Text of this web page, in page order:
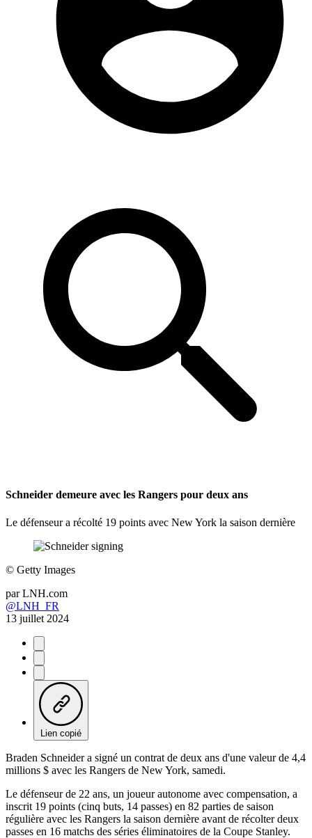
Schneider demeure avec les Rangers pour deux ans
Le défenseur a récolté 19 points avec New York la saison dernière
© Getty Images
par LNH.com
@LNH_FR
13 juillet 2024
Lien copié
Braden Schneider a signé un contrat de deux ans d'une valeur de 4,4
millions $ avec les Rangers de New York, samedi.
Le défenseur de 22 ans, un joueur autonome avec compensation, a
inscrit 19 points (cinq buts, 14 passes) en 82 parties de saison
régulière avec les Rangers la saison dernière avant de récolter deux
passes en 16 matchs des séries éliminatoires de la Coupe Stanley.